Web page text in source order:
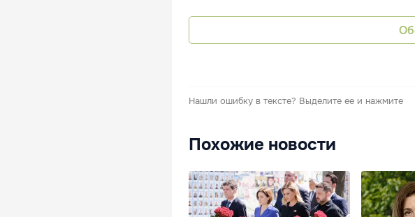
Нашли ошибку в тексте? Выделите ее и нажмите
Похожие новости